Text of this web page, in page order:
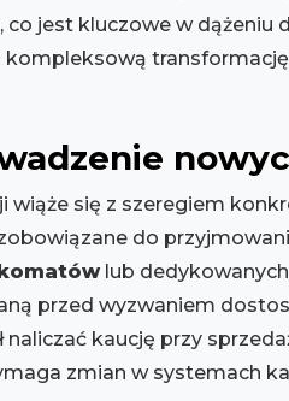
jest kluczowe w dążeniu
się z szeregiem
do
lub
przed wyzwaniem
naliczać kaucję przy
zmian w systemach